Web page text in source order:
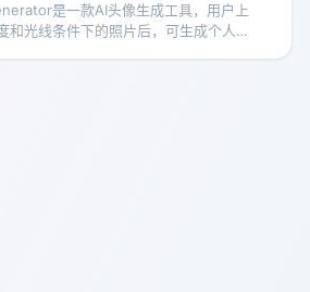
是一款AI头像生成工具，用户上
和光线条件下的照片后，可生成个人风